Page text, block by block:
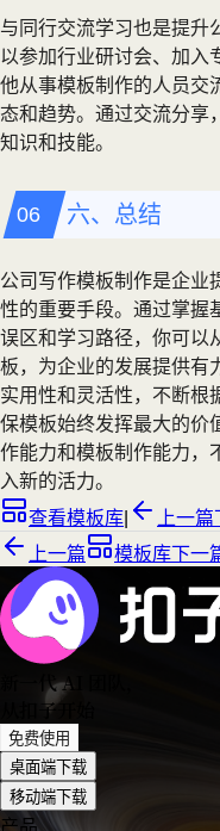
与同行交流学习也是提升
以参加行业研讨会、加入
他从事模板制作的人员交
态和趋势。通过交流分享
知识和技能。
六、总结
公司写作模板制作是企业
性的重要手段。通过掌握
误区和学习路径，你可以
板，为企业的发展提供有
实用性和灵活性，不断根
保模板始终发挥最大的价
作能力和模板制作能力，
入新的活力。
查看模板库
上一篇
上一篇
模板库下一
新一代 AI 团队
从扣子开始
免费使用
桌面端下载
移动端下载
产品